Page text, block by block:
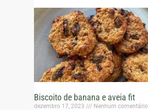
Biscoito de banana e aveia fit
dezembro 17, 2023 Nenhum comentário